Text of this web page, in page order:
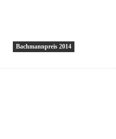
Bachmannpreis 2014